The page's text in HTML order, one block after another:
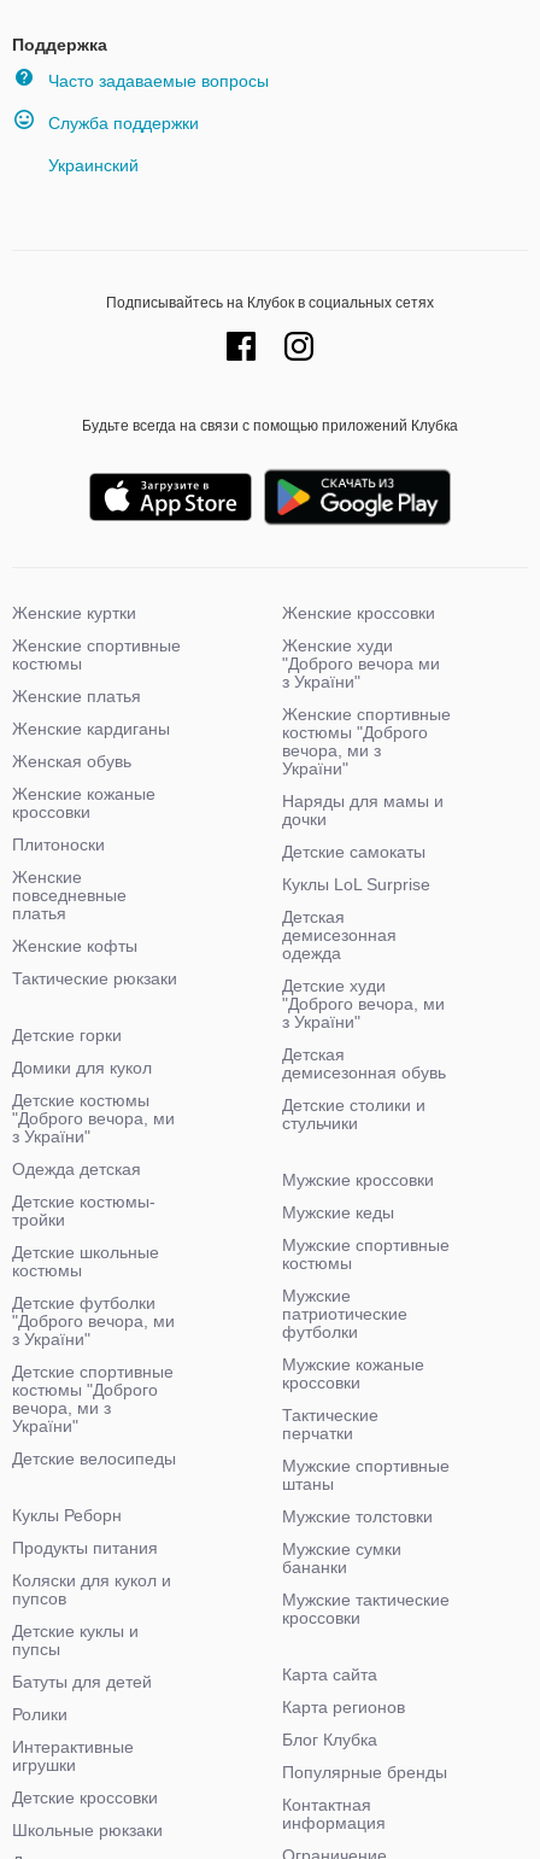
Поддержка
Часто задаваемые вопросы
Служба поддержки
Украинский
Подписывайтесь на Клубок в социальных сетях
Будьте всегда на связи с помощью приложений Клубка
Женские куртки
Женские спортивные
костюмы
Женские платья
Женские кардиганы
Женская обувь
Женские кожаные
кроссовки
Плитоноски
Женские
повседневные
платья
Женские кофты
Тактические рюкзаки
Женские кроссовки
Женские худи
"Доброго вечора ми
з України"
Женские спортивные
костюмы "Доброго
вечора, ми з
України"
Наряды для мамы и
дочки
Детские самокаты
Куклы LoL Surprise
Детская
демисезонная
одежда
Детские худи
"Доброго вечора, ми
з України"
Детская
демисезонная обувь
Детские столики и
стульчики
Детские горки
Домики для кукол
Детские костюмы
"Доброго вечора, ми
з України"
Одежда детская
Детские костюмы-
тройки
Детские школьные
костюмы
Детские футболки
"Доброго вечора, ми
з України"
Детские спортивные
костюмы "Доброго
вечора, ми з
України"
Детские велосипеды
Мужские кроссовки
Мужские кеды
Мужские спортивные
костюмы
Мужские
патриотические
футболки
Мужские кожаные
кроссовки
Тактические
перчатки
Мужские спортивные
штаны
Мужские толстовки
Мужские сумки
бананки
Мужские тактические
кроссовки
Куклы Реборн
Продукты питания
Коляски для кукол и
пупсов
Детские куклы и
пупсы
Батуты для детей
Ролики
Интерактивные
игрушки
Детские кроссовки
Школьные рюкзаки
Карта сайта
Карта регионов
Блог Клубка
Популярные бренды
Контактная
информация